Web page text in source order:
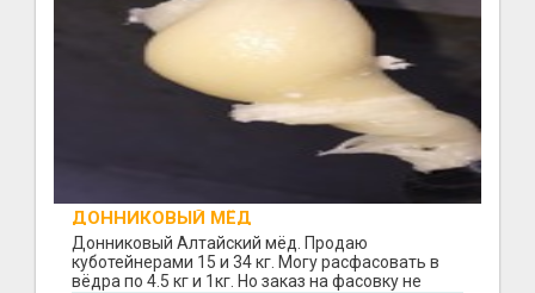
ДОННИКОВЫЙ МЁД
Донниковый Алтайский мёд. Продаю
куботейнерами 15 и 34 кг. Могу расфасовать в
вёдра по 4.5 кг и 1кг. Но заказ на фасовку не